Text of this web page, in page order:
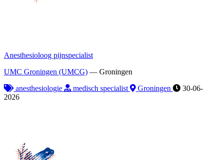
Anesthesioloog pijnspecialist
UMC Groningen (UMCG) — Groningen
anesthesiologie
medisch specialist Groningen
30-06-
2026